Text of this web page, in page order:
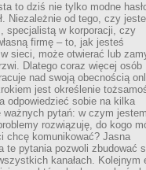
to dziś nie tylko modne
Niezależnie od tego, czy
specjalistą w korporacji, czy
firmę – to, jak jesteś
sieci, może otwierać lub
Dlatego coraz więcej osób
nad swoją obecnością
jest określenie
odpowiedzieć sobie na kilka
ważnych pytań: w czym jestem
rozwiązuję, do kogo
chcę komunikować? Jasna
te pytania pozwoli zbudować
kanałach. Kolejnym